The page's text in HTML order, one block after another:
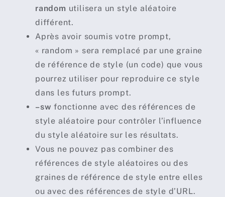
random utilisera un style aléatoire
différent.
Après avoir soumis votre prompt,
« random » sera remplacé par une graine
de référence de style (un code) que vous
pourrez utiliser pour reproduire ce style
dans les futurs prompt.
–sw fonctionne avec des références de
style aléatoire pour contrôler l’influence
du style aléatoire sur les résultats.
Vous ne pouvez pas combiner des
références de style aléatoires ou des
graines de référence de style entre elles
ou avec des références de style d’URL.